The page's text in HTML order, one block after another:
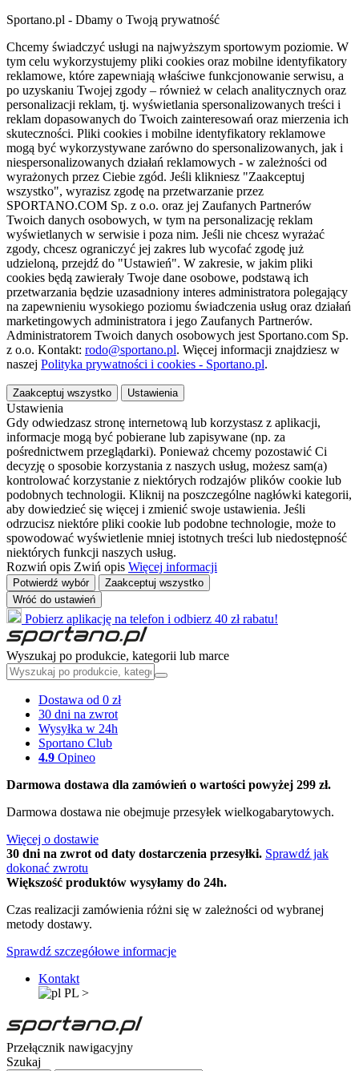
Sportano.pl - Dbamy o Twoją prywatność
Chcemy świadczyć usługi na najwyższym sportowym poziomie. W
tym celu wykorzystujemy pliki cookies oraz mobilne identyfikatory
reklamowe, które zapewniają właściwe funkcjonowanie serwisu, a
po uzyskaniu Twojej zgody – również w celach analitycznych oraz
personalizacji reklam, tj. wyświetlania spersonalizowanych treści i
reklam dopasowanych do Twoich zainteresowań oraz mierzenia ich
skuteczności. Pliki cookies i mobilne identyfikatory reklamowe
mogą być wykorzystywane zarówno do spersonalizowanych, jak i
niespersonalizowanych działań reklamowych - w zależności od
wyrażonych przez Ciebie zgód. Jeśli klikniesz "Zaakceptuj
wszystko", wyrazisz zgodę na przetwarzanie przez
SPORTANO.COM Sp. z o.o. oraz jej Zaufanych Partnerów
Twoich danych osobowych, w tym na personalizację reklam
wyświetlanych w serwisie i poza nim. Jeśli nie chcesz wyrażać
zgody, chcesz ograniczyć jej zakres lub wycofać zgodę już
udzieloną, przejdź do "Ustawień". W zakresie, w jakim pliki
cookies będą zawierały Twoje dane osobowe, podstawą ich
przetwarzania będzie uzasadniony interes administratora polegający
na zapewnieniu wysokiego poziomu świadczenia usług oraz działań
marketingowych administratora i jego Zaufanych Partnerów.
Administratorem Twoich danych osobowych jest Sportano.com Sp.
z o.o. Kontakt: rodo@sportano.pl. Więcej informacji znajdziesz w
naszej Polityka prywatności i cookies - Sportano.pl.
Zaakceptuj wszystko Ustawienia
Ustawienia
Gdy odwiedzasz stronę internetową lub korzystasz z aplikacji,
informacje mogą być pobierane lub zapisywane (np. za
pośrednictwem przeglądarki). Ponieważ chcemy pozostawić Ci
decyzję o sposobie korzystania z naszych usług, możesz sam(a)
kontrolować korzystanie z niektórych rodzajów plików cookie lub
podobnych technologii. Kliknij na poszczególne nagłówki kategorii,
aby dowiedzieć się więcej i zmienić swoje ustawienia. Jeśli
odrzucisz niektóre pliki cookie lub podobne technologie, może to
spowodować wyświetlenie mniej istotnych treści lub niedostępność
niektórych funkcji naszych usług.
Rozwiń opis Zwiń opis Więcej informacji
Potwierdź wybór
Zaakceptuj wszystko
Wróć do ustawień
Pobierz aplikację na telefon i odbierz 40 zł rabatu!
Wyszukaj po produkcie, kategorii lub marce
Dostawa od 0 zł
30 dni na zwrot
Wysyłka w 24h
Sportano Club
4.9 Opineo
Darmowa dostawa dla zamówień o wartości powyżej 299 zł.
Darmowa dostawa nie obejmuje przesyłek wielkogabarytowych.
Więcej o dostawie
30 dni na zwrot od daty dostarczenia przesyłki. Sprawdź jak
dokonać zwrotu
Większość produktów wysyłamy do 24h.
Czas realizacji zamówienia różni się w zależności od wybranej
metody dostawy.
Sprawdź szczegółowe informacje
Kontakt
PL >
Przełącznik nawigacyjny
Szukaj